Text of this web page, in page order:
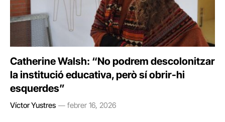
Catherine Walsh: “No podrem descolonitzar
la institució educativa, però sí obrir-hi
esquerdes”
Víctor Yustres febrer 16, 2026